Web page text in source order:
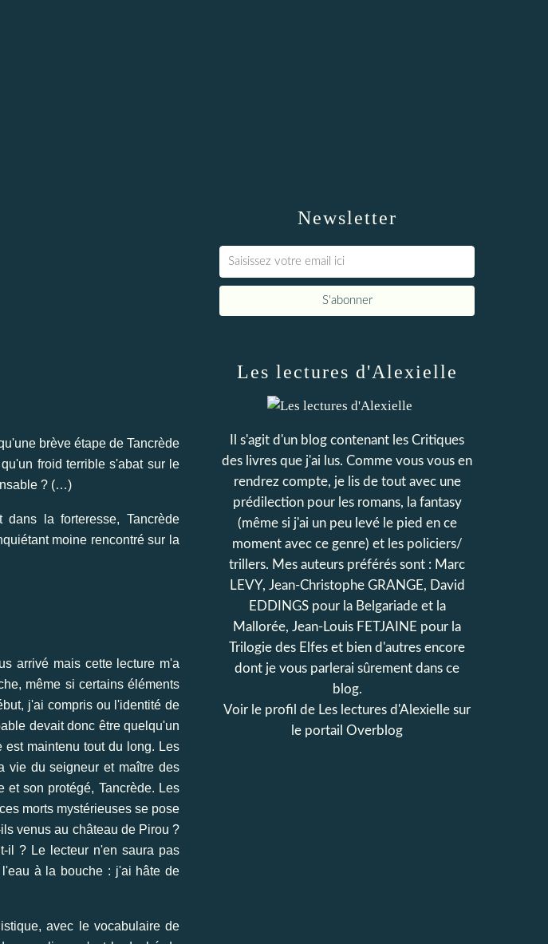
brève étape de Tancrède
froid terrible s'abat sur le
? (…)
la forteresse, Tancrède
moine rencontré sur la
arrivé mais cette lecture m'a
même si certains éléments
j'ai compris ou l'identité de
devait donc être quelqu'un
est maintenu tout du long. Les
vie du seigneur et maître des
et son protégé, Tancrède. Les
morts mystérieuses se pose
venus au château de Pirou ?
il ? Le lecteur n'en saura pas
à la bouche : j'ai hâte de
avec le vocabulaire de
Newsletter
Les lectures d'Alexielle
Il s'agit d'un blog contenant les Critiques
des livres que j'ai lus. Comme vous vous en
rendrez compte, je lis de tout avec une
prédilection pour les romans, la fantasy
(même si j'ai un peu levé le pied en ce
moment avec ce genre) et les policiers/
trillers. Mes auteurs préférés sont : Marc
LEVY, Jean-Christophe GRANGE, David
EDDINGS pour la Belgariade et la
Mallorée, Jean-Louis FETJAINE pour la
Trilogie des Elfes et bien d'autres encore
dont je vous parlerai sûrement dans ce
blog.
Voir le profil de Les lectures d'Alexielle sur
le portail Overblog